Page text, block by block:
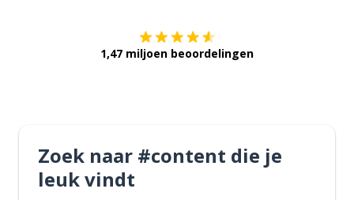
1,47 miljoen beoordelingen
Zoek naar #content die je
leuk vindt